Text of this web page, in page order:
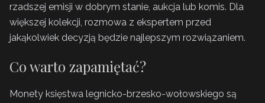
rzadszej emisji w dobrym stanie, aukcja lub komis. Dla
większej kolekcji, rozmowa z ekspertem przed
jakąkolwiek decyzją będzie najlepszym rozwiązaniem.
Co warto zapamiętać?
Monety księstwa legnicko-brzesko-wołowskiego są